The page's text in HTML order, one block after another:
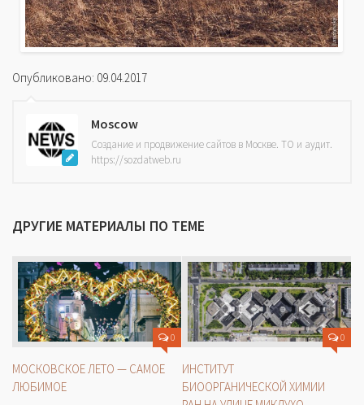
Опубликовано: 09.04.2017
Moscow
Создание и продвижение сайтов в Москве. ТО и аудит.
https://sozdatweb.ru
ДРУГИЕ МАТЕРИАЛЫ ПО ТЕМЕ
0
МОСКОВСКОЕ ЛЕТО — САМОЕ
ЛЮБИМОЕ
0
ИНСТИТУТ
БИООРГАНИЧЕСКОЙ ХИМИИ